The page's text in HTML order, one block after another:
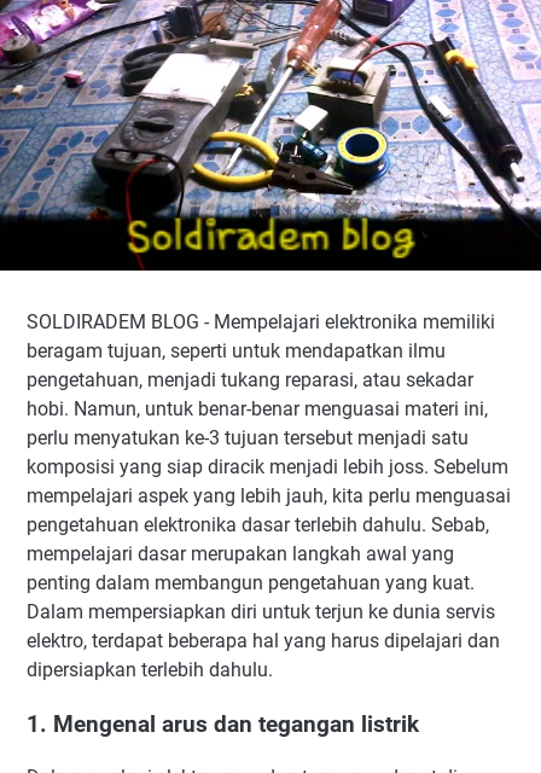
6. Pengukuran komponen
8. Mengenal blog di dalam rangkaian
SOLDIRADEM BLOG - Mempelajari elektronika memiliki
beragam tujuan, seperti untuk mendapatkan ilmu
pengetahuan, menjadi tukang reparasi, atau sekadar
hobi. Namun, untuk benar-benar menguasai materi ini,
perlu menyatukan ke-3 tujuan tersebut menjadi satu
komposisi yang siap diracik menjadi lebih joss. Sebelum
mempelajari aspek yang lebih jauh, kita perlu menguasai
pengetahuan elektronika dasar terlebih dahulu. Sebab,
mempelajari dasar merupakan langkah awal yang
penting dalam membangun pengetahuan yang kuat.
Dalam mempersiapkan diri untuk terjun ke dunia servis
elektro, terdapat beberapa hal yang harus dipelajari dan
dipersiapkan terlebih dahulu.
1. Mengenal arus dan tegangan listrik